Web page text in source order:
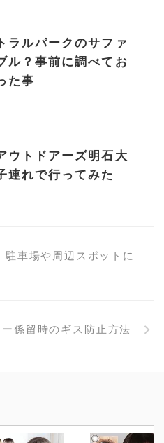
ラルパークのサファ
ル？事前に調べてお
た事
ウトドアーズ明石大
連れで行ってみた
車場や周辺スポットに
係留時のギス防止方法